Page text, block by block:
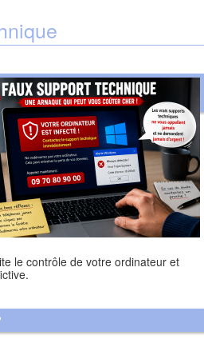
le contrôle de votre ordinateur et